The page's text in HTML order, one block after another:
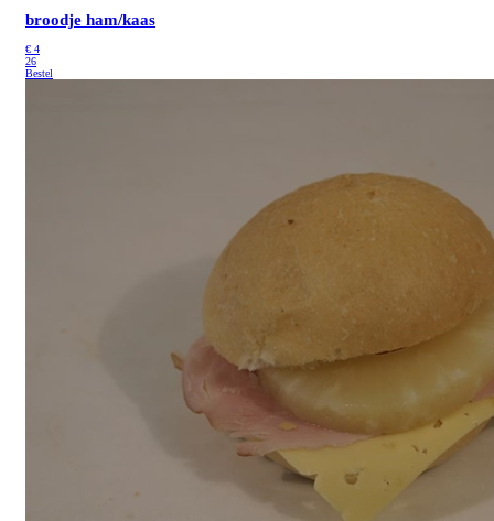
broodje ham/kaas
€ 4
26
Bestel